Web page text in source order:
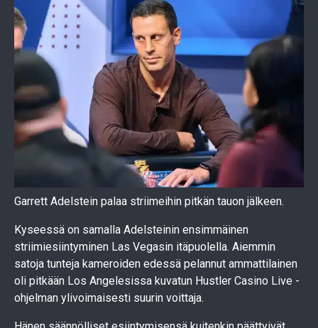
Garrett Adelstein palaa striimeihin pitkän tauon jälkeen.
Kyseessä on samalla Adelsteinin ensimmäinen
striimiesiintyminen Las Vegasin itäpuolella. Aiemmin
satoja tunteja kameroiden edessä pelannut ammattilainen
oli pitkään Los Angelesissa kuvatun Hustler Casino Live -
ohjelman ylivoimaisesti suurin voittaja.